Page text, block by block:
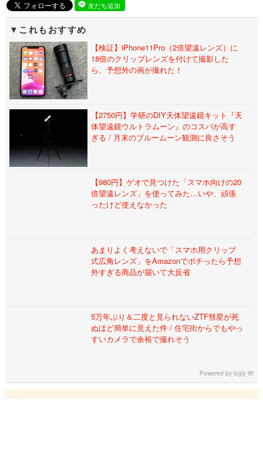
友だち追加
これもおすすめ
【検証】iPhone11Pro（2倍望遠レンズ）に
18倍のクリップレンズを付けて撮影した
ら、予想外の画が撮れた！
【2750円】学研のDIY天体望遠鏡キット『天
体望遠鏡ウルトラムーン』のコスパが高す
ぎる / 月末のブルームーン観測に良さそう
【980円】ゲオで見つけた「スマホ向けの20
倍望遠レンズ」を使ってみた…いや、頑張
ったけど使えなかった
あまりよく考えないで「スマホ用クリップ
式広角レンズ」をAmazonでポチったら予想
外すぎる商品が届いて大反省
5万年ぶり＆二度と見られないZTF彗星が死
ぬほど簡単に見えた件 / 住宅街からでもやっ
すいカメラで余裕で撮れそう
Powered bylogly lift